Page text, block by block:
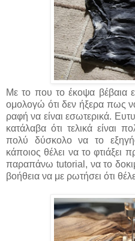
Με το που το έκοψα βέβαια
ομολογώ ότι δεν ήξερα πως
ραφή να είναι εσωτερικά.
κατάλαβα ότι τελικά είναι
πολύ δύσκολο να το
κάποιος θέλει να το φτιάξει
παραπάνω tutorial, να το
βοήθεια να με ρωτήσει ότι